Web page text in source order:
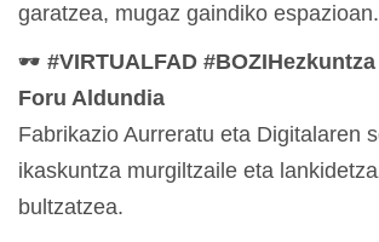
garatzea, mugaz gaindiko espazioan.
🕶️ #VIRTUALFAD
Foru Aldundia
Fabrikazio Aurreratu eta Digitalaren
ikaskuntza murgiltzaile eta
bultzatzea.